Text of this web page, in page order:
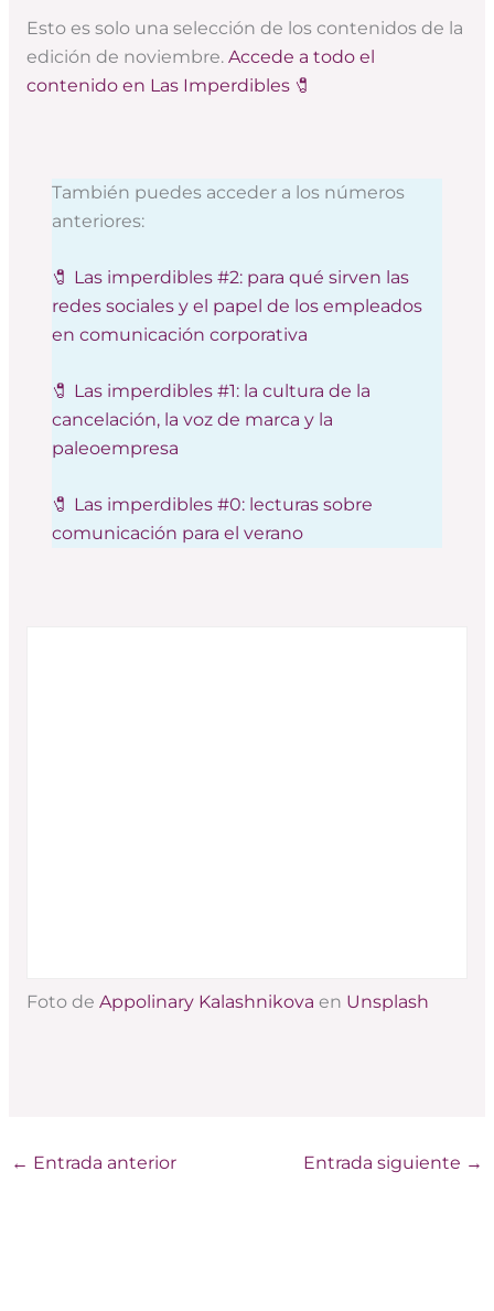
Esto es solo una selección de los contenidos de la
edición de noviembre. Accede a todo el
contenido en Las Imperdibles 🧷
También puedes acceder a los números
anteriores:
🧷 Las imperdibles #2: para qué sirven las
redes sociales y el papel de los empleados
en comunicación corporativa
🧷 Las imperdibles #1: la cultura de la
cancelación, la voz de marca y la
paleoempresa
🧷 Las imperdibles #0: lecturas sobre
comunicación para el verano
Foto de Appolinary Kalashnikova en Unsplash
← Entrada anterior Entrada siguiente →